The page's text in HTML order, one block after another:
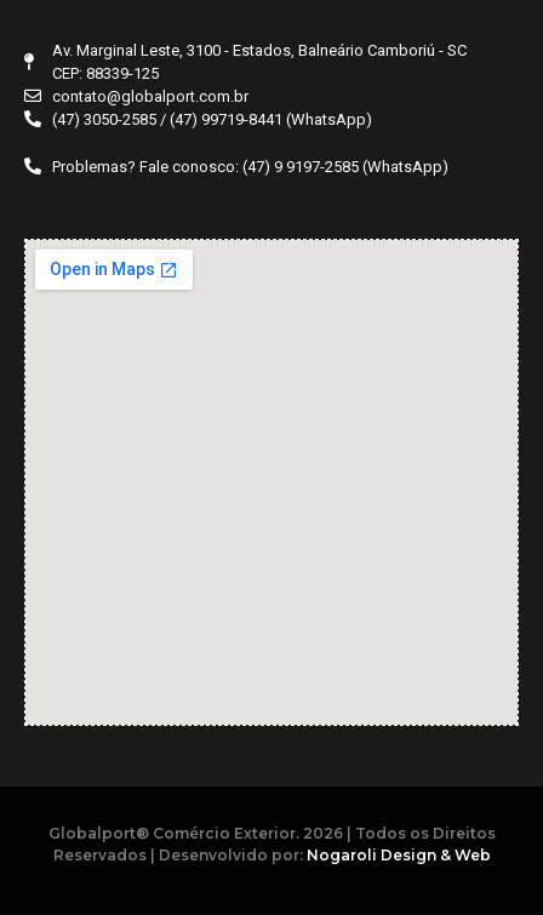
Av. Marginal Leste, 3100 - Estados, Balneário Camboriú - SC
CEP: 88339-125
contato@globalport.com.br
(47) 3050-2585 / (47) 99719-8441 (WhatsApp)
Problemas? Fale conosco: (47) 9 9197-2585 (WhatsApp)
Globalport® Comércio Exterior. 2026 | Todos os Direitos
Reservados | Desenvolvido por: Nogaroli Design & Web